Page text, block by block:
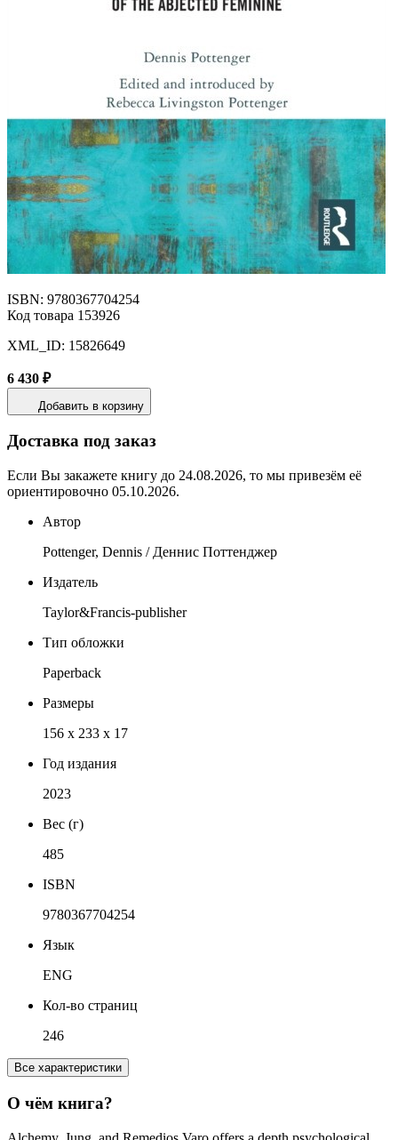
ISBN: 9780367704254
Код товара 153926
XML_ID: 15826649
6 430 ₽
Добавить в корзину
Доставка под заказ
Если Вы закажете книгу до 24.08.2026, то мы привезём её
ориентировочно 05.10.2026.
Автор
Pottenger, Dennis / Деннис Поттенджер
Издатель
Taylor&Francis-publisher
Тип обложки
Paperback
Размеры
156 x 233 x 17
Год издания
2023
Вес (г)
485
ISBN
9780367704254
Язык
ENG
Кол-во страниц
246
Все характеристики
О чём книга?